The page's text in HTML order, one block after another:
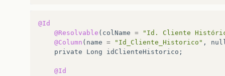
@Id
@Resolvable ( colName =
"Id. Cliente
@Column ( name = "Id_Cliente_Historico" ,
private
Long idClienteHistorico ;
@Id